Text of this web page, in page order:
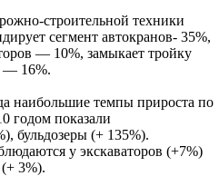
строительной техники
сегмент автокранов- 35%,
— 10%, замыкает тройку
— 16%.
наибольшие темпы прироста по
годом показали
бульдозеры (+ 135%).
у экскаваторов (+7%)
3%).